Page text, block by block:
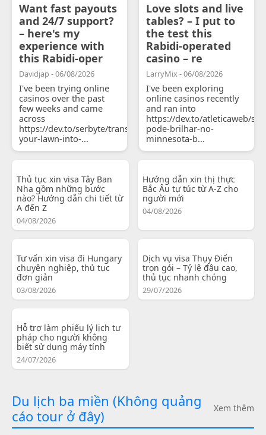
Want fast payouts
and 24/7 support?
– here's my
experience with
this Rabidi-oper
Davidjap - 06/08/2026
I've been trying online
casinos over the past
few weeks and came
across
https://dev.to/serbyte/transform-
your-lawn-into-...
Love slots and live
tables? – I put to
the test this
Rabidi-operated
casino – re
LarryMix - 06/08/2026
I've been exploring
online casinos recently
and ran into
https://dev.to/atleticaweb/
pode-brilhar-no-
minnesota-b...
Thủ tục xin visa Tây Ban
Nha gồm những bước
nào? Hướng dẫn chi tiết từ
A đến Z
04/08/2026
Hướng dẫn xin thị thực
Bắc Âu tự túc từ A-Z cho
người mới
04/08/2026
Tư vấn xin visa đi Hungary
chuyên nghiệp, thủ tục
đơn giản
03/08/2026
Dịch vụ visa Thụy Điển
trọn gói – Tỷ lệ đậu cao,
thủ tục nhanh chóng
29/07/2026
Hỗ trợ làm phiếu lý lịch tư
pháp cho người không
biết sử dụng máy tính
24/07/2026
Du lịch ba miền (Không quảng
cáo tour ở đây)
Xem thêm